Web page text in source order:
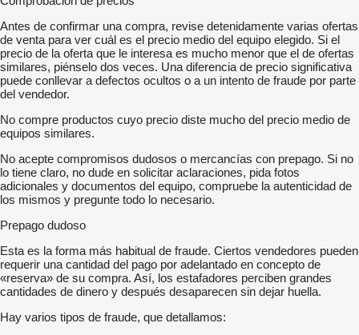
Antes de confirmar una compra, revise detenidamente varias ofertas
de venta para ver cuál es el precio medio del equipo elegido. Si el
precio de la oferta que le interesa es mucho menor que el de ofertas
similares, piénselo dos veces. Una diferencia de precio significativa
puede conllevar a defectos ocultos o a un intento de fraude por parte
del vendedor.
No compre productos cuyo precio diste mucho del precio medio de
equipos similares.
No acepte compromisos dudosos o mercancías con prepago. Si no
lo tiene claro, no dude en solicitar aclaraciones, pida fotos
adicionales y documentos del equipo, compruebe la autenticidad de
los mismos y pregunte todo lo necesario.
Prepago dudoso
Esta es la forma más habitual de fraude. Ciertos vendedores pueden
requerir una cantidad del pago por adelantado en concepto de
«reserva» de su compra. Así, los estafadores perciben grandes
cantidades de dinero y después desaparecen sin dejar huella.
Hay varios tipos de fraude, que detallamos: